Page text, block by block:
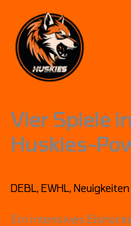
content
Vier Spiele
Huskies-
DEBL,EWHL,Neuigkeiten
Ein intensives